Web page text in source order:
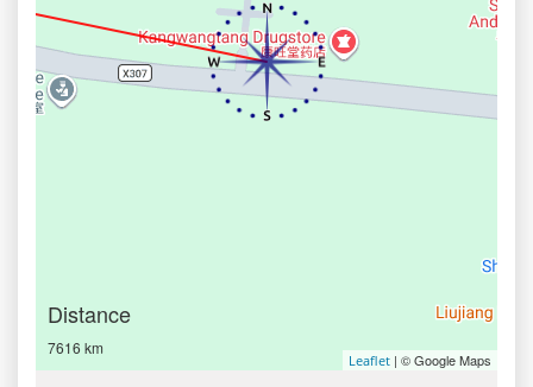
Distance
7616 km
Leaflet | © Google Maps